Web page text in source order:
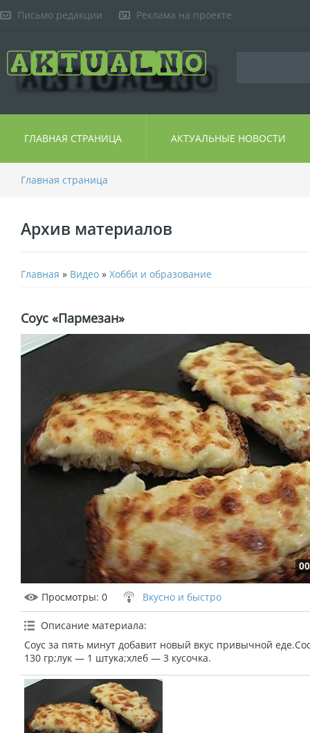
Письмо редакции Реклама на проекте
ГЛАВНАЯ СТРАНИЦА АКТУАЛЬНЫЕ НОВОСТИ
Главная страница
Архив материалов
Главная » Видео » Хобби и образование
Соус «Пармезан»
Просмотры: 0 Вкусно и быстро
Описание материала:
Соус за пять минут добавит новый вкус привычной
130 гр;лук — 1 штука;хлеб — 3 кусочка.